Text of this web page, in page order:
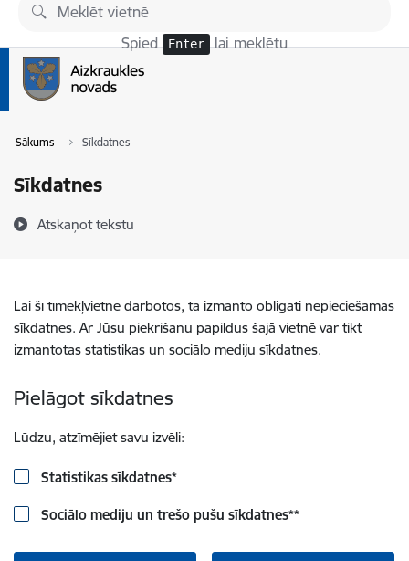
Pāriet uz lapas saturu
Spied Enter lai meklētu
Sākums Sīkdatnes
Sīkdatnes
Atskaņot tekstu
Lai šī tīmekļvietne darbotos, tā izmanto obligāti nepieciešamās
sīkdatnes. Ar Jūsu piekrišanu papildus šajā vietnē var tikt
izmantotas statistikas un sociālo mediju sīkdatnes.
Pielāgot sīkdatnes
Lūdzu, atzīmējiet savu izvēli:
Statistikas sīkdatnes*
Sociālo mediju un trešo pušu sīkdatnes**